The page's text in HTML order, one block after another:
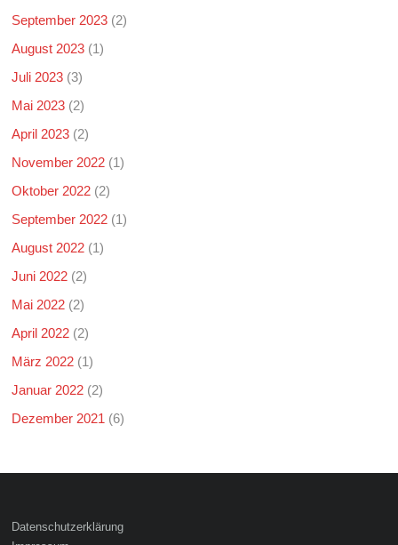
September 2023 (2)
August 2023 (1)
Juli 2023 (3)
Mai 2023 (2)
April 2023 (2)
November 2022 (1)
Oktober 2022 (2)
September 2022 (1)
August 2022 (1)
Juni 2022 (2)
Mai 2022 (2)
April 2022 (2)
März 2022 (1)
Januar 2022 (2)
Dezember 2021 (6)
Datenschutzerklärung